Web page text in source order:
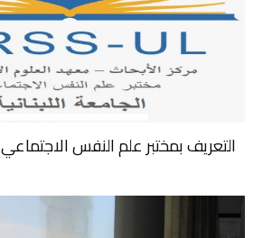
التعريف بمختبر علم النفس الاجتماعي